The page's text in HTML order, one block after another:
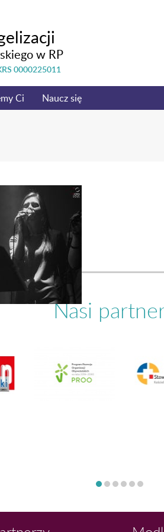
w RP
0000225011
Ci Naucz się
Nasi